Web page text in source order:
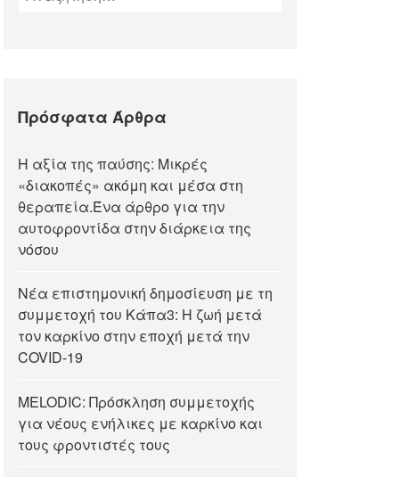
Πρόσφατα Άρθρα
Η αξία της παύσης: Μικρές
«διακοπές» ακόμη και μέσα στη
θεραπεία.Ένα άρθρο για την
αυτοφροντίδα στην διάρκεια της
νόσου
Νέα επιστημονική δημοσίευση με τη
συμμετοχή του Κάπα3: Η ζωή μετά
τον καρκίνο στην εποχή μετά την
COVID-19
MELODIC: Πρόσκληση συμμετοχής
για νέους ενήλικες με καρκίνο και
τους φροντιστές τους